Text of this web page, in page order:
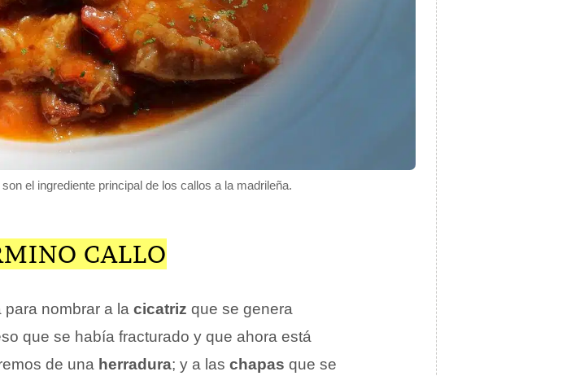
el ingrediente principal de los callos a la madrileña.
CALLO
nombrar a la cicatriz que se genera
que se había fracturado y que ahora está
de una herradura; y a las chapas que se